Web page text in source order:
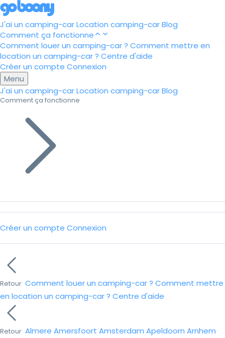
J'ai un camping-carLocation camping-carBlog
Comment ça fonctionne
Comment louer un camping-car ? Comment mettre en
location un camping-car ? Centre d'aide
Créer un compte Connexion
Menu
J'ai un camping-carLocation camping-carBlog
Comment ça fonctionne
Créer un compte Connexion
Retour Comment louer un camping-car ? Comment mettre
en location un camping-car ? Centre d'aide
Retour Almere Amersfoort Amsterdam Apeldoorn Arnhem